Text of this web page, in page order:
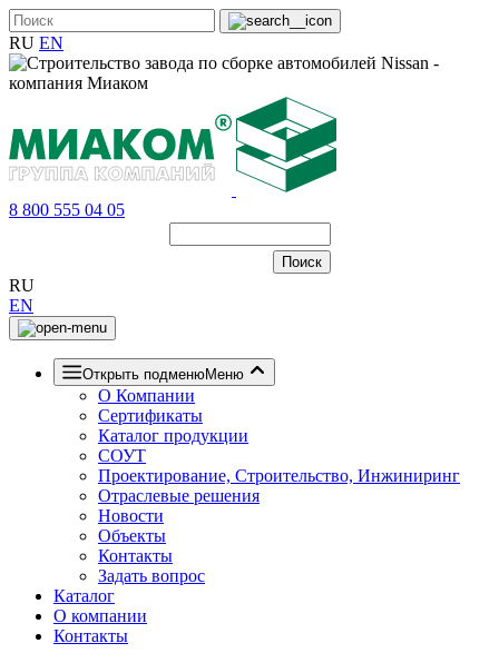
RU EN
8 800 555 04 05
RU
EN
Открыть подменюМеню
О Компании
Сертификаты
Каталог продукции
СОУТ
Проектирование, Строительство, Инжиниринг
Отраслевые решения
Новости
Объекты
Контакты
Задать вопрос
Каталог
О компании
Контакты